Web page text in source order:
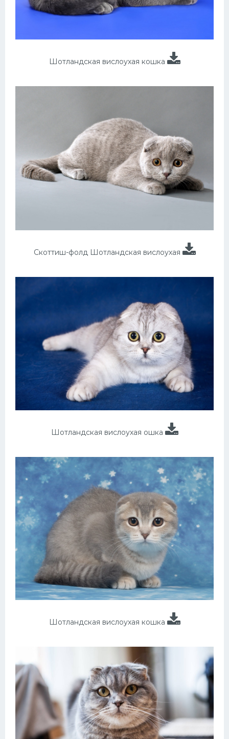
Шотландская вислоухая кошка
Скоттиш-фолд Шотландская вислоухая
Шотландская вислоухая ошка
Шотландская вислоухая кошка